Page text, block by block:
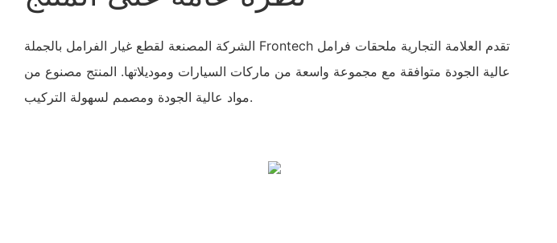
الشركة المصنعة لقطع غيار الفرامل بالجملة Frontech تقدم العلامة التجارية ملحقات فرامل
عالية الجودة متوافقة مع مجموعة واسعة من ماركات السيارات وموديلاتها. المنتج مصنوع من
مواد عالية الجودة ومصمم لسهولة التركيب.